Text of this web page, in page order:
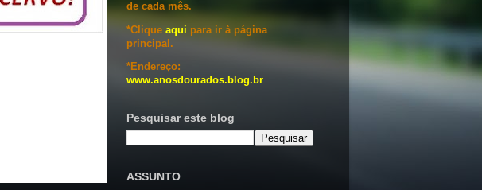
de cada mês.
*Clique aqui para ir à página
principal.
*Endereço:
www.anosdourados.blog.br
Pesquisar este blog
ASSUNTO